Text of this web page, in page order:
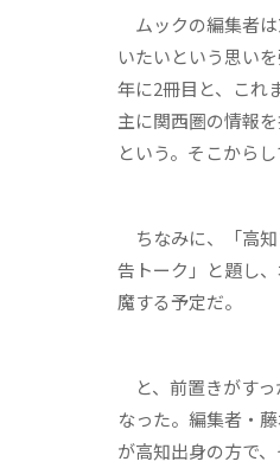
ムックの編集者は
いたいという思い
年に2冊目と、これ
主に関西圏の情報
という。そこから
ちなみに、「高知
告トーク」と題し
魔する予定だ。
と、前置きがすっ
なった。編集者・
が高知出身の方で